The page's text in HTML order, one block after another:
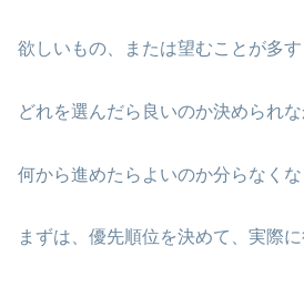
欲しいもの、または望むことが多す
どれを選んだら良いのか決められな
何から進めたらよいのか分らなく
まずは、優先順位を決めて、実際